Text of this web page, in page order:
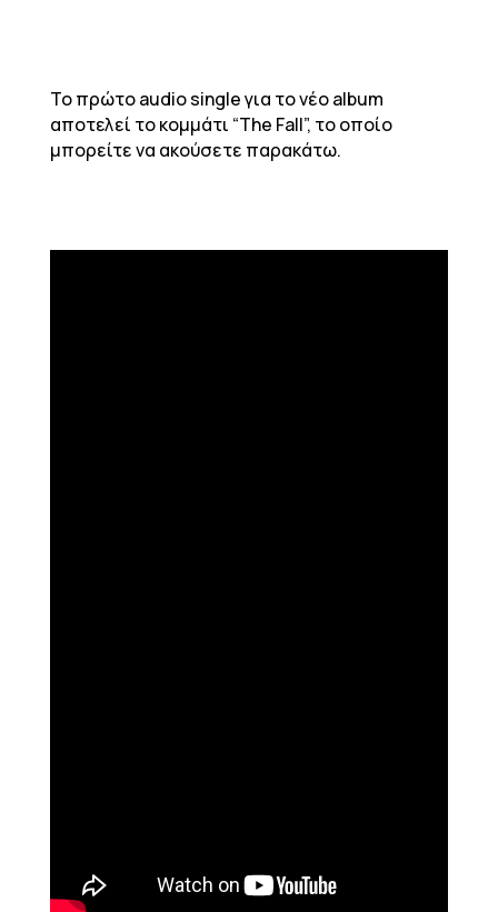
Το πρώτο audio single για το νέο album
αποτελεί το κομμάτι “The Fall”, το οποίο
μπορείτε να ακούσετε παρακάτω.